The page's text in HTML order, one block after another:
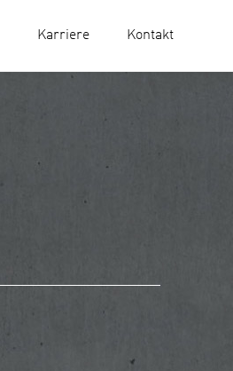
Karriere Kontakt